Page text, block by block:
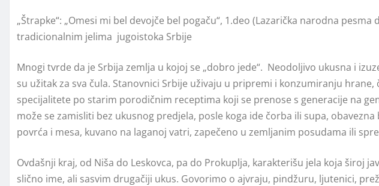
„Štrapke“: „Omesi mi bel devojče bel pogaču“, 1.deo (Lazarička narodna pesma
tradicionalnim jelima jugoistoka Srbije
Mnogi tvrde da je Srbija zemlja u kojoj se „dobro jede“. Neodoljivo ukusna i
su užitak za sva čula. Stanovnici Srbije uživaju u pripremi i konzumiranju
specijalitete po starim porodičnim receptima koji se prenose s generacije na
može se zamisliti bez ukusnog predjela, posle koga ide čorba ili supa, obavezna
povrća i mesa, kuvano na laganoj vatri, zapečeno u zemljanim posudama ili
Ovdašnji kraj, od Niša do Leskovca, pa do Prokuplja, karakterišu jela koja široj
slično ime, ali sasvim drugačiji ukus. Govorimo o ajvraju, pindžuru, ljutenici,